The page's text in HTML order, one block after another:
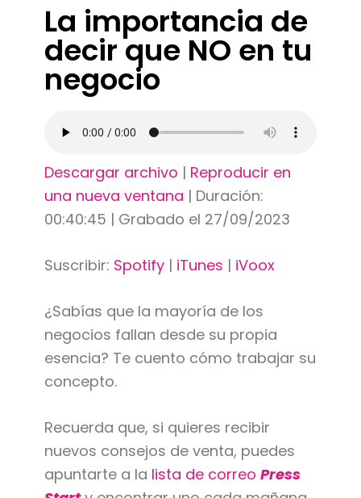
La importancia de
decir que NO en tu
negocio
Descargar archivo | Reproducir en
una nueva ventana | Duración:
00:40:45 | Grabado el 27/09/2023
Suscribir: Spotify| iTunes | iVoox
¿Sabías que la mayoría de los
negocios fallan desde su propia
esencia? Te cuento cómo trabajar su
concepto.
Recuerda que, si quieres recibir
nuevos consejos de venta, puedes
apuntarte a la lista de correo Press